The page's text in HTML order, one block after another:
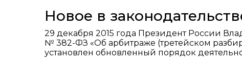
Новое в
29 декабря 2015 года Президент России
№ 382-ФЗ «Об арбитраже (третейском
установлен обновленный порядок